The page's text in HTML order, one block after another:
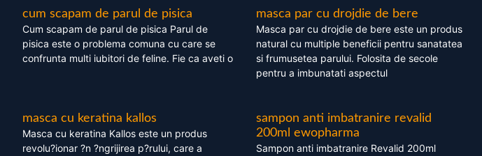
cum scapam de parul de pisica
Cum scapam de parul de pisica Parul de
pisica este o problema comuna cu care se
confrunta multi iubitori de feline. Fie ca aveti o
masca par cu drojdie de bere
Masca par cu drojdie de bere este un produs
natural cu multiple beneficii pentru sanatatea
si frumusetea parului. Folosita de secole
pentru a imbunatati aspectul
masca cu keratina kallos
Masca cu keratina Kallos este un produs
revolu?ionar ?n ?ngrijirea p?rului, care a
sampon anti imbatranire revalid
200ml ewopharma
Sampon anti imbatranire Revalid 200ml